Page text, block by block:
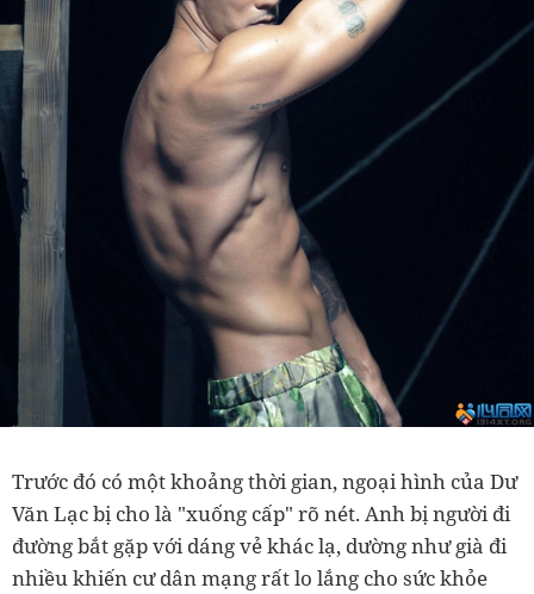
Trước đó có một khoảng thời gian, ngoại hình của Dư
Văn Lạc bị cho là "xuống cấp" rõ nét. Anh bị người đi
đường bắt gặp với dáng vẻ khác lạ, dường như già đi
nhiều khiến cư dân mạng rất lo lắng cho sức khỏe